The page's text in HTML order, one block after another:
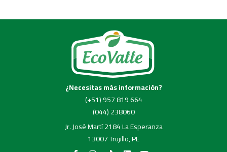
¿Necesitas más información?
(+51) 957 819 664
(044) 238060
Jr. José Martí 2184 La Esperanza
13007 Trujillo, PE